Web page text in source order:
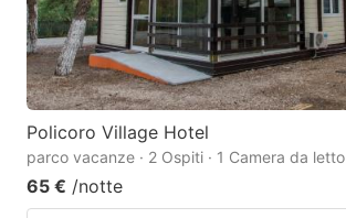
Policoro Village Hotel
parco vacanze · 2 Ospiti · 1 Camera da letto
65 € /notte